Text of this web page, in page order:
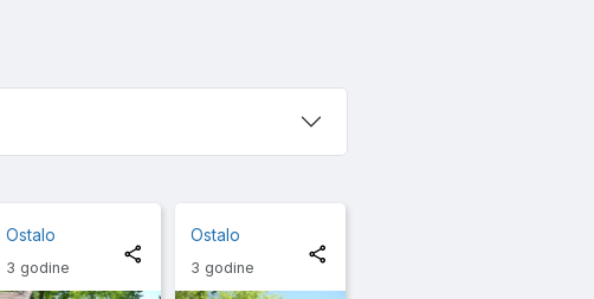
Ostalo
3 godine
Ostalo
3 godine